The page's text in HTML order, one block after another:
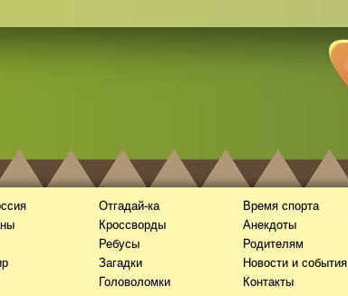
Отгадай-ка
Кроссворды
Ребусы
Загадки
Головоломки
Время спорта
Анекдоты
Родителям
Новости и события
Контакты